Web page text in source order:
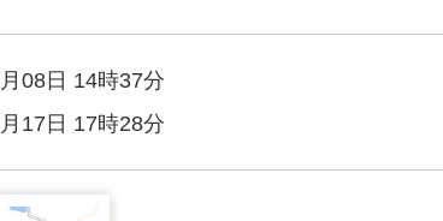
08日 14時37分
17日 17時28分